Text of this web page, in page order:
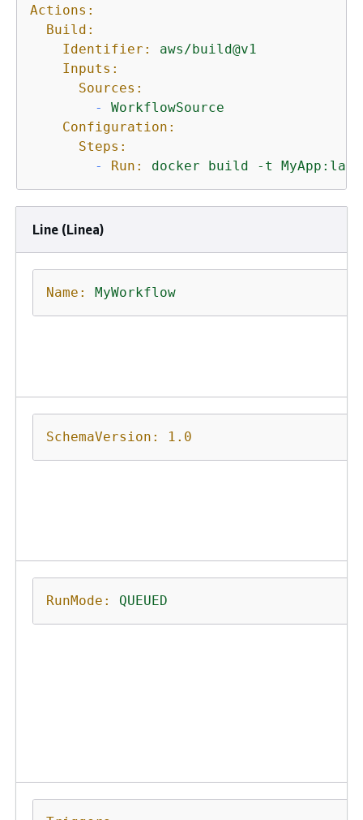
Actions:
Build:
Identifier:
aws/build@v1
Inputs:
Sources:
-
WorkflowSource
Configuration:
Steps:
-
Run: docker build -t
Line (Linea)
Name: MyWorkflow
SchemaVersion: 1.0
RunMode: QUEUED